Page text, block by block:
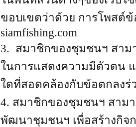
ขอบเขตว่าด้วย การโพสต์
siamfishing.com
3. สมาชิกของชุมชนฯ สามา
ในการแสดงความมีตัวตน
ใดที่สอดคล้องกับข้อตกลง
4. สมาชิกของชุมชนฯ สาม
พัฒนาชุมชนฯ เพื่อสร้างกิจ